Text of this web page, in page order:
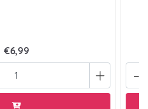
€6,99
+ -